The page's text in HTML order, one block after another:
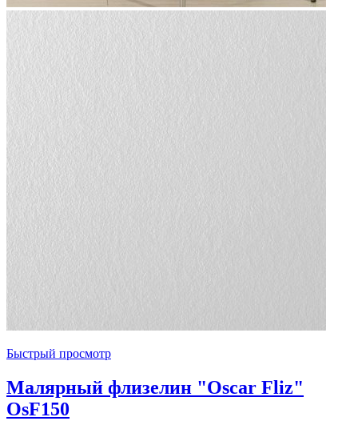
Быстрый просмотр
Малярный флизелин "Oscar Fliz"
OsF150